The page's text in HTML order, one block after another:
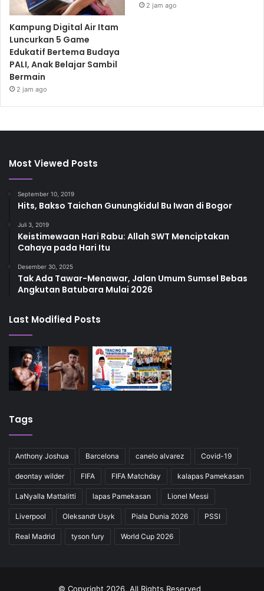
Kampung Digital Air Itam
Luncurkan 5 Game
Edukatif Bertema Budaya
PALI, Anak Belajar Sambil
Bermain
2 jam ago
2 jam ago
Most Viewed Posts
September 10, 2019
Hits, Bakso Taichan Gunungkidul Bu Iwan di Bogor
Juli 3, 2019
Keistimewaan Hari Rabu: Allah SWT Menciptakan
Cahaya pada Hari Itu
Desember 30, 2025
Tak Ada Tawar-Menawar, Jalan Umum Sumsel Bebas
Angkutan Batubara Mulai 2026
Last Modified Posts
Tags
Anthony Joshua Barcelona canelo alvarez Covid-19
deontay wilder FIFA FIFA Matchday kalapas Pamekasan
LaNyalla Mattalitti lapas Pamekasan Lionel Messi
Liverpool Oleksandr Usyk Piala Dunia 2026 PSSI
Real Madrid tyson fury World Cup 2026
© Copyright 2026, All Rights Reserved